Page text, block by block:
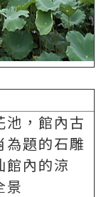
池，館內古
為題的石雕
館內的涼
景